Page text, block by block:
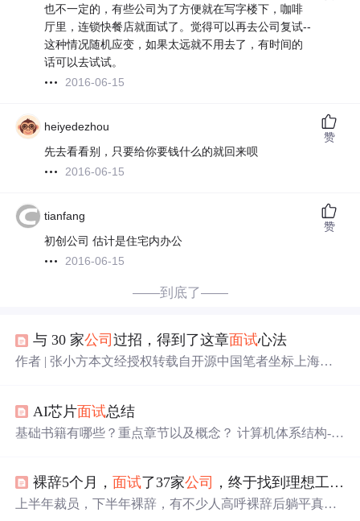
也不一定的，有些公司为了方便就在写字楼下，咖啡
厅里，连锁快餐店就面试了。觉得可以再去公司复试--
这种情况随机应变，如果太远就不用去了，有时间的
话可以去试试。
2016-06-15
heiyedezhou
先去看看别，只要给你要钱什么的就回来呗
2016-06-15
赞
tianfang
初创公司 估计是住宅内办公
2016-06-15
赞
——到底了——
与 30 家公司过招，得到了这章面试心法
作者 | 张小方本文经授权转载自开源中国笔者坐标上海，
位是服...
AI芯片面试总结
基础书籍有哪些？重点章节以及概念？ 计算机体系结构---
能会遇到的知识点 建立保持时间 / 亚稳态如何产生及解决 /
竞争冒险产生及解决 /低功耗设计 /时钟歪斜和抖动 及产生
裸辞5个月，面试了37家公司 ，终于找到理想工作了
上半年裁员，下半年裸辞，有不少人高呼裸辞后躺平真的